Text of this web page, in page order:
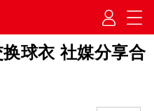
球衣 社媒分享合